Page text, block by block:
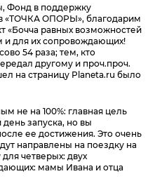
Фонд в поддержку
«ТОЧКА ОПОРЫ», благодарим
«Бочча равных возможностей
и для их сопровождающих!
54 раза; тем, кто
другому и проч.проч.
на страницу Planeta.ru было
не на 100%: главная цель
запуска, но вы
ее достижения. Это очень
направлены на поездку на
четверых: двух
мамы Ивана и отца